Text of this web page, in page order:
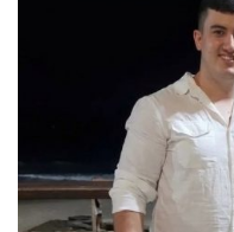
Sistemas